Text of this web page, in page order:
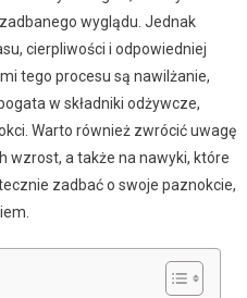
wyglądu. Jednak
cierpliwości i odpowiedniej
tego procesu są nawilżanie,
w składniki odżywcze,
Warto również zwrócić uwagę
wzrost, a także na nawyki, które
zadbać o swoje paznokcie,